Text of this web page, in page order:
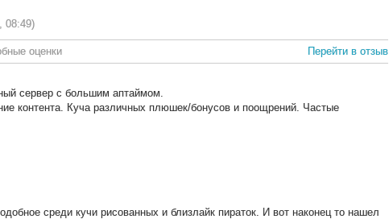
08:49)
оценки Перейти в отзыв
сервер с большим аптаймом.
контента. Куча различных плюшек/бонусов и поощрений. Частые
среди кучи рисованных и близлайк пираток. И вот наконец то нашел